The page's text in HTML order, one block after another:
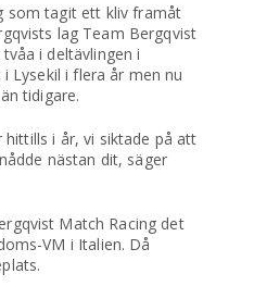
som tagit ett kliv framåt
lag Team Bergqvist
i deltävlingen i
Lysekil i flera år men nu
tidigare.
i år, vi siktade på att
nästan dit, säger
Match Racing det
VM i Italien. Då